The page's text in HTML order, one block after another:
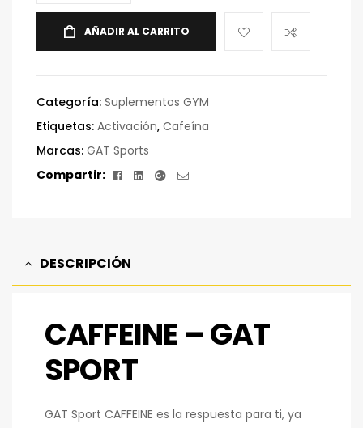
AÑADIR AL CARRITO
Categoría: Suplementos GYM
Etiquetas: Activación, Cafeína
Marcas: GAT Sports
Compartir:
Facebook
LinkedinGoogle+
Correo
DESCRIPCIÓN
CAFFEINE – GAT
SPORT
GAT Sport CAFFEINE es la respuesta para ti, ya